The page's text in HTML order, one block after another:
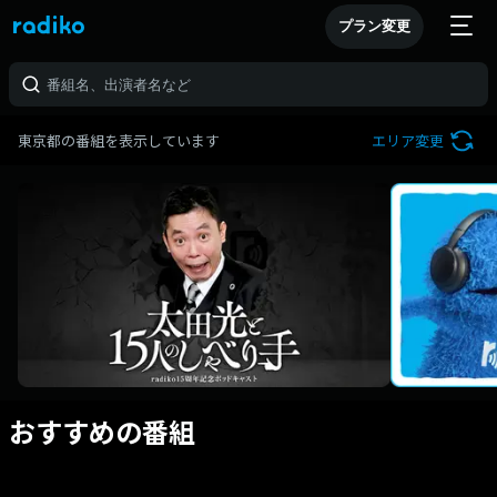
プラン変更
東京都の番組を表示しています エリア変更
おすすめの番組